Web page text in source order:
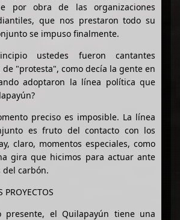
por obra de las organizaciones
que nos prestaron todo su
se impuso finalmente.
ustedes fueron cantantes
"protesta", como decía la gente en
adoptaron la línea política que
preciso es imposible. La línea
es fruto del contacto con los
claro, momentos especiales, como
gira que hicimos para actuar ante
del carbón.
PROYECTOS
presente, el Quilapayún tiene una